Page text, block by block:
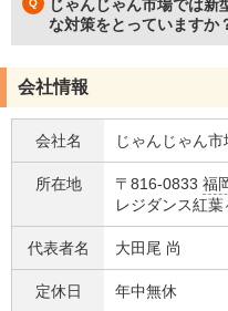
じゃんじゃん市場では新
な対策をとっていますか
会社情報
会社名 じゃんじゃん市
所在地 〒816-0833 福
レジダンス紅葉
代表者名 大田尾 尚
定休日 年中無休